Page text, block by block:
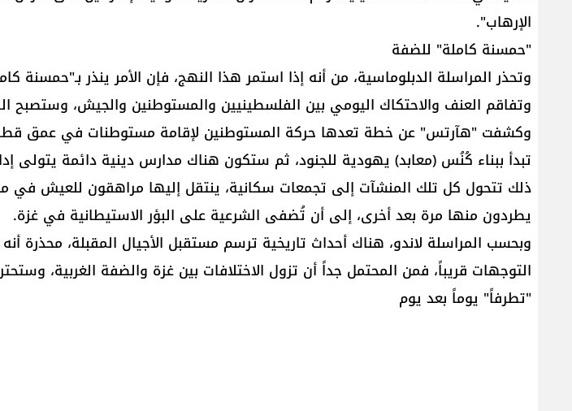
الإرهاب".
"حمسنة كاملة" للضفة
وتحذر المراسلة الدبلوماسية، من أنه إذا استمر هذا النهج، فإن الأمر ينذر بـ"حمسنة
وتفاقم العنف والاحتكاك اليومي بين الفلسطينيين والمستوطنين والجيش، وستصبح
وكشفت "هآرتس" عن خطة تعدها حركة المستوطنين لإقامة مستوطنات في عمق قطاع
تبدأ ببناء كُنُس (معابد) يهودية للجنود، ثم ستكون هناك مدارس دينية دائمة يتولى
ذلك تتحول كل تلك المنشآت إلى تجمعات سكانية، ينتقل إليها مراهقون للعيش في
يطردون منها مرة بعد أخرى، إلى أن تُضفى الشرعية على البؤر الاستيطانية في غزة.
وبحسب المراسلة لاندو، هناك أحداث تاريخية ترسم مستقبل الأجيال المقبلة، محذرة
التوجهات قريباً، فمن المحتمل جداً أن تزول الاختلافات بين غزة والضفة الغربية،
"تطرفاً" يوماً بعد يوم